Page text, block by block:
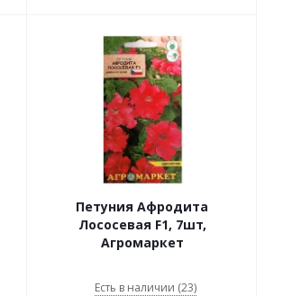
Петуния Афродита
Лососевая F1, 7шт,
Агромаркет
Есть в наличии (23)